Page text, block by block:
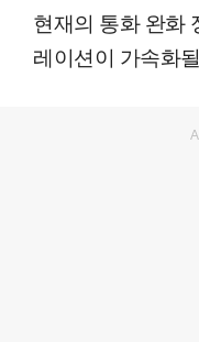
현재의 통화 완화
레이션이 가속화